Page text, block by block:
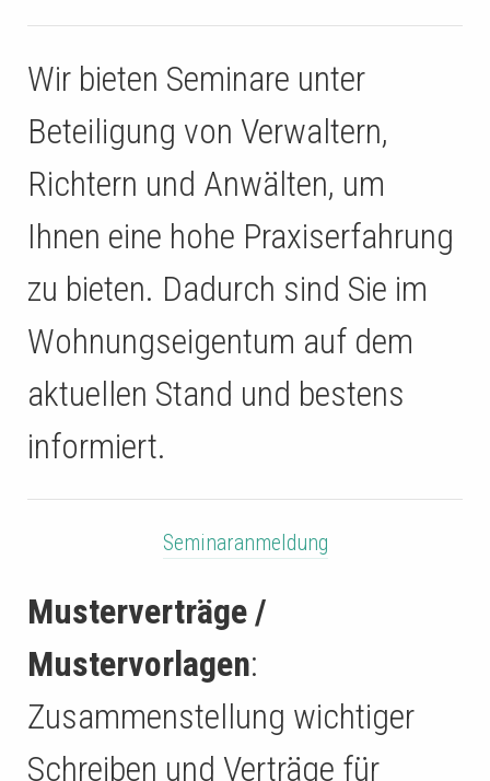
Wir bieten Seminare unter
Beteiligung von Verwaltern,
Richtern und Anwälten, um
Ihnen eine hohe Praxiserfahrung
zu bieten. Dadurch sind Sie im
Wohnungseigentum auf dem
aktuellen Stand und bestens
informiert.
Seminaranmeldung
Musterverträge /
Mustervorlagen:
Zusammenstellung wichtiger
Schreiben und Verträge für